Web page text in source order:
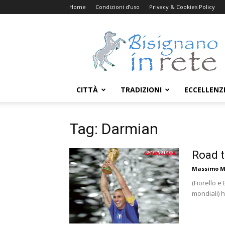
Home Condizioni d’uso Privacy & Cookies Policy
Bisignanoinrete.com
CITTÀ TRADIZIONI
Tag: Darmian
Road
Massimo
(Fiorello e
mondiali)